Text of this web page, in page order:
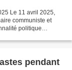
Le 11 avril 2025,
communiste et
politique
pendant